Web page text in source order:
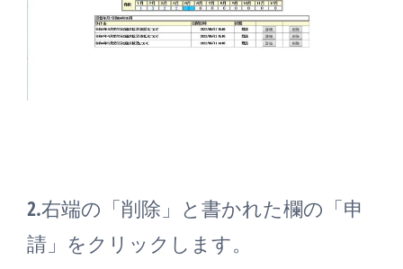
2.右端の「削除」と書かれた欄の「申
請」をクリックします。